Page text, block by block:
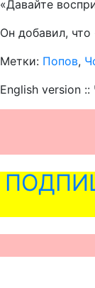
«Давайте
Он добавил,
Метки: Попов,
English version ::